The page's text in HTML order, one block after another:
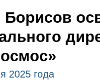
2025 года